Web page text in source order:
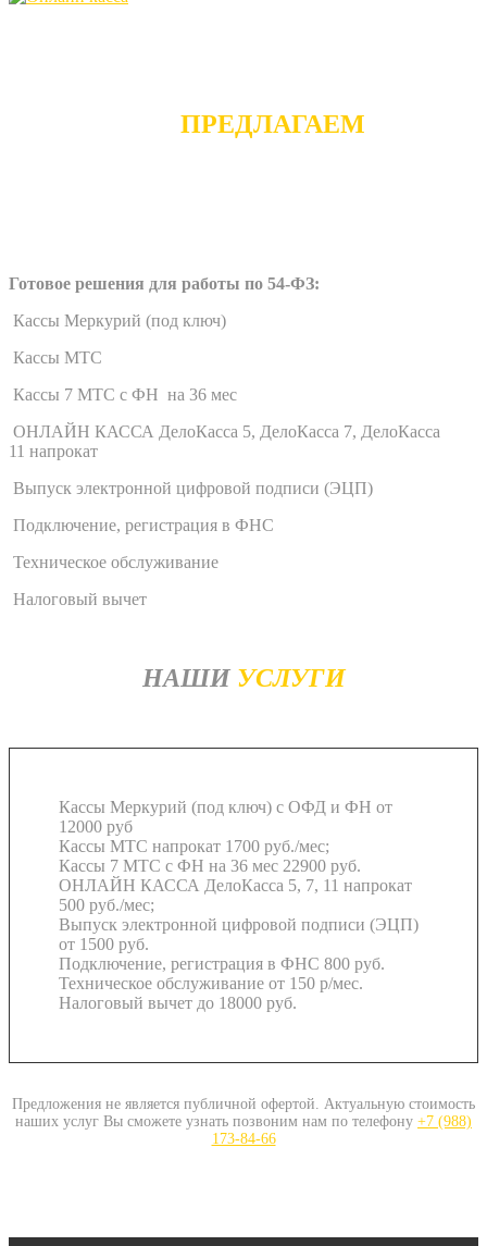
ПРЕДЛАГАЕМ
Готовое решения для работы по 54-ФЗ:
Кассы Меркурий (под ключ)
Кассы МТС
Кассы 7 МТС с ФН на 36 мес
ОНЛАЙН КАССА ДелоКасса 5, ДелоКасса 7, ДелоКасса
11 напрокат
Выпуск электронной цифровой подписи (ЭЦП)
Подключение, регистрация в ФНС
Техническое обслуживание
Налоговый вычет
НАШИ УСЛУГИ
Кассы Меркурий (под ключ) с ОФД и ФН от
12000 руб
Кассы МТС напрокат 1700 руб./мес;
Кассы 7 МТС с ФН на 36 мес 22900 руб.
ОНЛАЙН КАССА ДелоКасса 5, 7, 11 напрокат
500 руб./мес;
Выпуск электронной цифровой подписи (ЭЦП)
от 1500 руб.
Подключение, регистрация в ФНС 800 руб.
Техническое обслуживание от 150 р/мес.
Налоговый вычет до 18000 руб.
Предложения не является публичной офертой. Актуальную стоимость
наших услуг Вы сможете узнать позвоним нам по телефону +7 (988)
173-84-66